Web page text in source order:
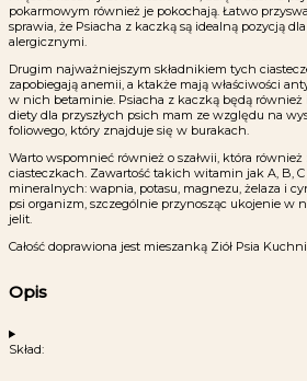
pokarmowym również je pokochają. Łatwo
sprawia, że Psiacha z kaczką są idealną pozycją
alergicznymi.
Drugim najważniejszym składnikiem tych
zapobiegają anemii, a ktakże mają właściwości
w nich betaminie. Psiacha z kaczką będą również
diety dla przyszłych psich mam ze względu na
foliowego, który znajduje się w burakach.
Warto wspomnieć również o szałwii, która
ciasteczkach. Zawartość takich witamin jak A, B, C
mineralnych: wapnia, potasu, magnezu, żelaza i
psi organizm, szczególnie przynosząc ukojenie w
jelit.
Całość doprawiona jest mieszanką Ziół Psia
Opis
Skład: